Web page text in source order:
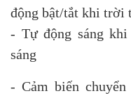
động bật/tắt khi trời
- Tự động sáng
sáng
- Cảm biến